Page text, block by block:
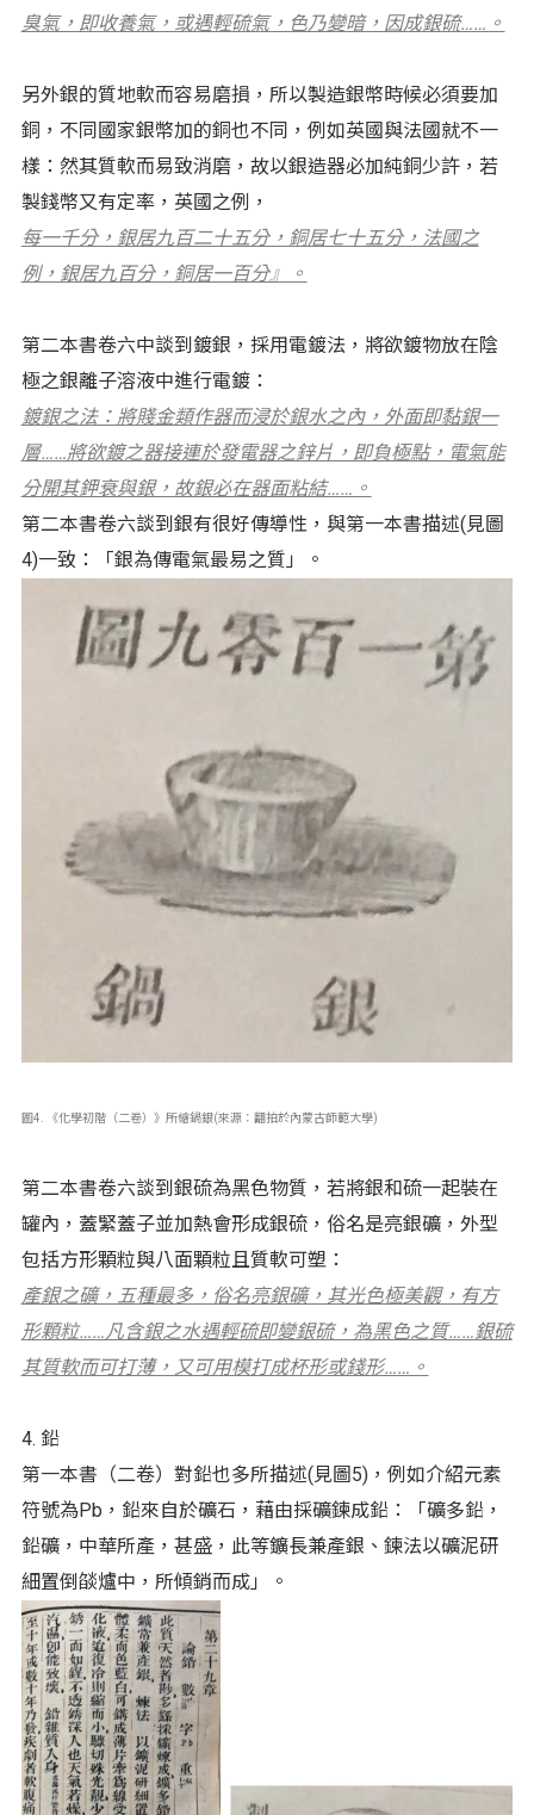
臭氣，即收養氣，或遇輕硫氣，色乃變暗，因成銀硫……。
另外銀的質地軟而容易磨損，所以製造銀幣時候必須要加
銅，不同國家銀幣加的銅也不同，例如英國與法國就不一
樣：然其質軟而易致消磨，故以銀造器必加純銅少許，若
製錢幣又有定率，英國之例，
每一千分，銀居九百二十五分，銅居七十五分，法國之
例，銀居九百分，銅居一百分』。
第二本書卷六中談到鍍銀，採用電鍍法，將欲鍍物放在陰
極之銀離子溶液中進行電鍍：
鍍銀之法：將賤金類作器而浸於銀水之內，外面即黏銀一
層……將欲鍍之器接連於發電器之鋅片，即負極點，電氣能
分開其鉀衰與銀，故銀必在器面粘結……。
第二本書卷六談到銀有很好傳導性，與第一本書描述(見圖
4)一致：「銀為傳電氣最易之質」。
圖4. 《化學初階（二卷）》所繪鍋銀(來源：翻拍於內蒙古師範大學)
第二本書卷六談到銀硫為黑色物質，若將銀和硫一起裝在
罐內，蓋緊蓋子並加熱會形成銀硫，俗名是亮銀礦，外型
包括方形顆粒與八面顆粒且質軟可塑：
產銀之礦，五種最多，俗名亮銀礦，其光色極美觀，有方
形顆粒……凡含銀之水遇輕硫即變銀硫，為黑色之質……銀硫
其質軟而可打薄，又可用模打成杯形或錢形……。
4. 鉛
第一本書（二卷）對鉛也多所描述(見圖5)，例如介紹元素
符號為Pb，鉛來自於礦石，藉由採礦鍊成鉛：「礦多鉛，
鉛礦，中華所產，甚盛，此等鑛長兼產銀、鍊法以礦泥研
細置倒燄爐中，所傾銷而成」。